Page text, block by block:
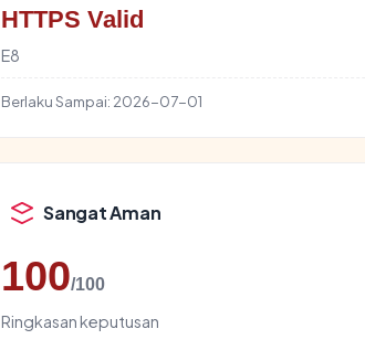
HTTPS Valid
E8
Berlaku Sampai: 2026-07-01
Sangat Aman
100/100
Ringkasan keputusan